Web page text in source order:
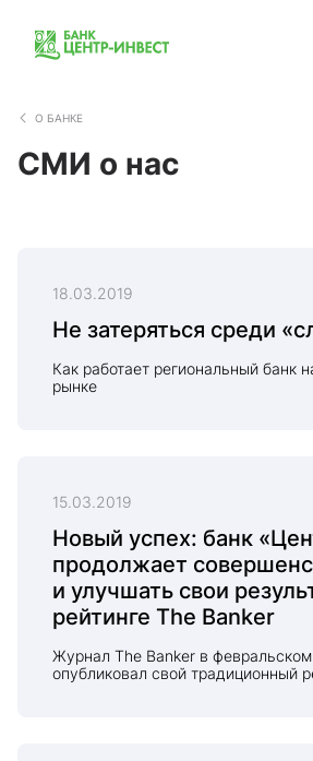
О БАНКЕ
СМИ о нас
18.03.2019
Не затеряться среди
Как работает региональный банк
рынке
15.03.2019
Новый успех: банк
продолжает
и улучшать свои
рейтинге The Banker
Журнал The Banker в
опубликовал свой традиционный